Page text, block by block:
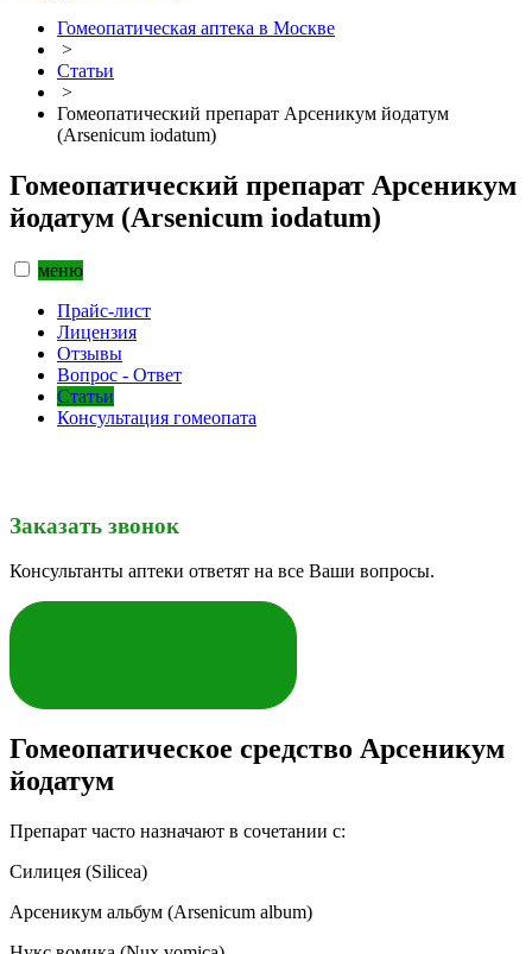
Гомеопатическая аптека в Москве
>
Статьи
>
Гомеопатический препарат Арсеникум йодатум
(Arsenicum iodatum)
Гомеопатический препарат Арсеникум
йодатум (Arsenicum iodatum)
меню
Прайс-лист
Лицензия
Отзывы
Вопрос - Ответ
Статьи
Консультация гомеопата
Заказать звонок
Консультанты аптеки ответят на все Ваши вопросы.
Гомеопатическое средство Арсеникум
йодатум
Препарат часто назначают в сочетании с:
Силицея (Silicea)
Арсеникум альбум (Arsenicum album)